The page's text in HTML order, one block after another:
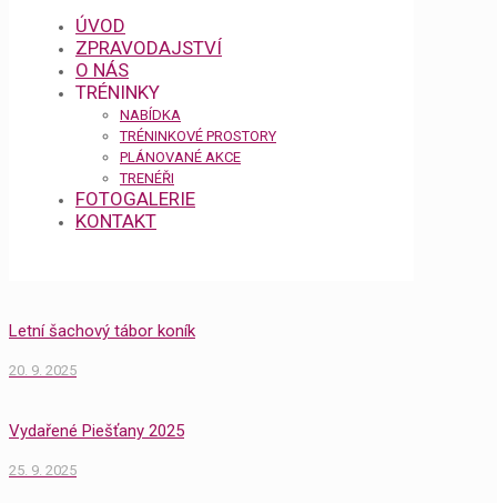
ÚVOD
ZPRAVODAJSTVÍ
O NÁS
TRÉNINKY
NABÍDKA
TRÉNINKOVÉ PROSTORY
PLÁNOVANÉ AKCE
TRENÉŘI
FOTOGALERIE
KONTAKT
Letní šachový tábor koník
20. 9. 2025
Vydařené Piešťany 2025
25. 9. 2025